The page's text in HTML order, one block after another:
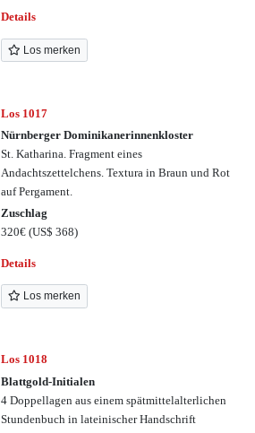
Details
Los merken
Los 1017
Nürnberger Dominikanerinnenkloster
St. Katharina. Fragment eines
Andachtszettelchens. Textura in Braun und Rot
auf Pergament.
Zuschlag
320€(US$ 368)
Details
Los merken
Los 1018
Blattgold-Initialen
4 Doppellagen aus einem spätmittelalterlichen
Stundenbuch in lateinischer Handschrift